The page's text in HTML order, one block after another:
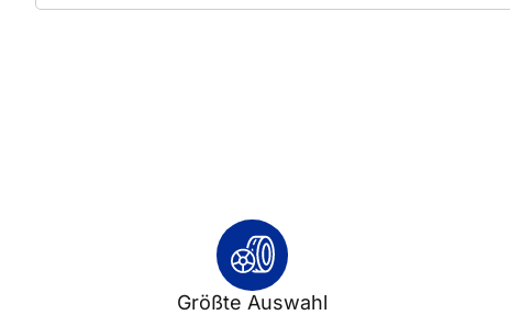
Größte Auswahl